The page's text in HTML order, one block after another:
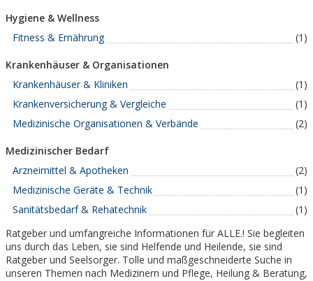
Hygiene & Wellness
Fitness & Ernährung
(1)
Krankenhäuser & Organisationen
Krankenhäuser & Kliniken
(1)
Krankenversicherung & Vergleiche
(1)
Medizinische Organisationen & Verbände
(2)
Medizinischer Bedarf
Arzneimittel & Apotheken
(2)
Medizinische Geräte & Technik
(1)
Sanitätsbedarf & Rehatechnik
(1)
Ratgeber und umfangreiche Informationen für ALLE.! Sie begleiten
uns durch das Leben, sie sind Helfende und Heilende, sie sind
Ratgeber und Seelsorger. Tolle und maßgeschneiderte Suche in
unseren Themen nach Medizinern und Pflege, Heilung & Beratung,